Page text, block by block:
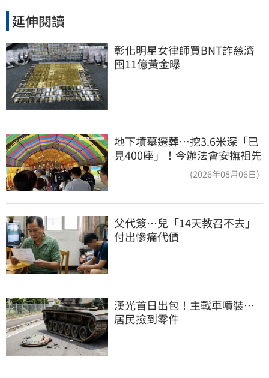
延伸閱讀
彰化明星女律師買BNT詐慈濟
囤11億黃金曝
地下墳墓遷葬…挖3.6米深「已
見400座」！今辦法會安撫祖先
(2026年08月06日)
父代簽…兒「14天教召不去」
付出慘痛代價
漢光首日出包！主戰車噴裝…
居民撿到零件